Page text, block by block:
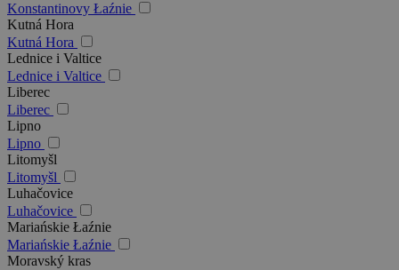
Konstantinovy Łaźnie
Kutná Hora
Kutná Hora
Lednice i Valtice
Lednice i Valtice
Liberec
Liberec
Lipno
Lipno
Litomyšl
Litomyšl
Luhačovice
Luhačovice
Mariańskie Łaźnie
Mariańskie Łaźnie
Moravský kras